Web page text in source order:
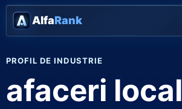
AlfaRank
PROFIL DE INDUSTRIE
afaceri local